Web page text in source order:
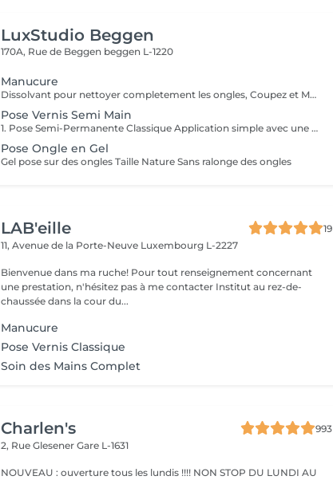
LuxStudio Beggen
170A, Rue de Beggen beggen L-1220
Manucure
Dissolvant pour nettoyer completement les ongles, Coupez et Modelez les ongles avec une lime, Mouillez les mains quelques minutes pour ramollir les cuticules, Pousses les Cuticules avec batone pour repousser doucement vers l'arrière et coupez les excès, Hydratez les Mains avec crème et les cuticules pour maintenir la peau douce, Appliquez une base transparent pour protéger les ongles. Attendez suffisamment de tempos pour sèche.
Pose Vernis Semi Main
1. Pose Semi-Permanente Classique Application simple avec une fine couche de base. Idéale pour celles qui souhaitent de la couleur, de la brillance et un léger renfort. Tenue moyenne 2 semaines. 2. Pose Semi + Renfort Combinaison d'une base classique avec une couche de renfort. Offre une meilleure résistance que le semi-permanent classique, parfaite pour les ongles naturels. Moyenne Tenue de 2 à 3 semaines. 3. Pose Semi + Fiber Ultra Base classique combinée à un gel enrichi en fibres, idéale pour les ongles fragiles ou nécessitant un renforcement supplémentaire. Tenue Moyenne 3 à 4 semaines.
Pose Ongle en Gel
Gel pose sur des ongles Taille Nature Sans ralonge des ongles
LAB'eille
19
11, Avenue de la Porte-Neuve Luxembourg L-2227
Bienvenue dans ma ruche! Pour tout renseignement concernant
une prestation, n'hésitez pas à me contacter Institut au rez-de-
chaussée dans la cour du...
Manucure
Pose Vernis Classique
Soin des Mains Complet
Charlen's
993
2, Rue GlesenerGare L-1631
NOUVEAU : ouverture tous les lundis !!!! NON STOP DU LUNDI AU